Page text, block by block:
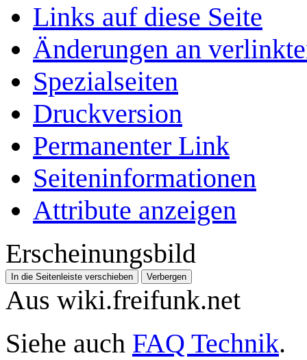
Links auf diese Seite
Änderungen an
Spezialseiten
Druckversion
Permanenter Link
Seiten­­informationen
Attribute anzeigen
Erscheinungsbild
In die Seitenleiste verschieben Verbergen
Aus wiki.freifunk.net
Siehe auch FAQ Technik.